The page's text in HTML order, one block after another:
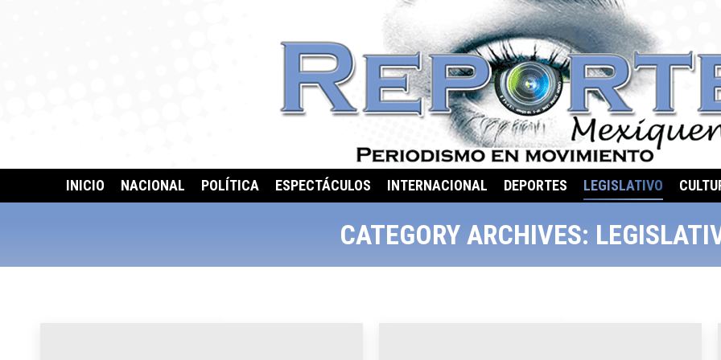
INICIO NACIONAL POLÍTICA ESPECTÁCULOS INTERNACIONAL DEPORTES LEGISLATIVO
CATEGORY ARCHIVES: